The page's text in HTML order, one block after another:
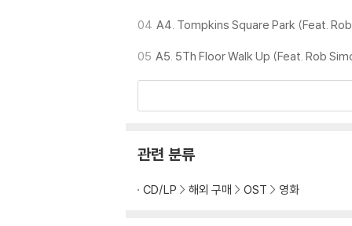
1) 열을 가하여 제작하는 바이닐 공정 특성상
재생이 불안정한 경우 스태빌라이저를 사용하
2) 재생 음역의 왜곡을 최소화 하고 반복 재생
가능합니다
※ 컬러 디스크
04 A4. Tompkins Square Park (Feat.
05 A5. 5Th Floor Walk Up (Feat. Rob
관련 분류
CD/LP 해외 구매 OST 영화